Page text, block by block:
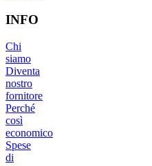
INFO
Chi
siamo
Diventa
nostro
fornitore
Perché
così
economico
Spese
di